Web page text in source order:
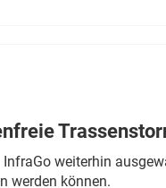
weiterhin
werden können.